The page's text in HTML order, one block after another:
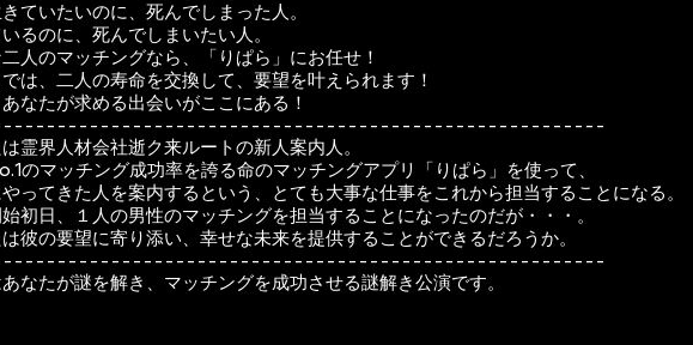
ていたいのに、死んでしまった人。
るのに、死んでしまいたい人。
人のマッチングなら、「りぱら」にお任せ！
では、二人の寿命を交換して、要望を叶えられます！
なたが求める出会いがここにある！
霊界人材会社逝ク来ルートの新人案内人。
のマッチング成功率を誇る命のマッチングアプリ「りぱら」を使って、
ってきた人を案内するという、とても大事な仕事をこれから担当することになる。
初日、１人の男性のマッチングを担当することになったのだが・・・。
彼の要望に寄り添い、幸せな未来を提供することができるだろうか。
なたが謎を解き、マッチングを成功させる謎解き公演です。